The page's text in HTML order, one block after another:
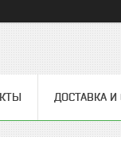
ДОСТАВКА И